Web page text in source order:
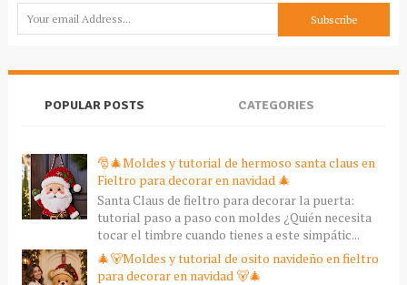
POPULAR POSTS CATEGORIES
🎅🎄Moldes y tutorial de hermoso santa claus en
Fieltro para decorar en navidad 🎄
Santa Claus de fieltro para decorar la puerta:
tutorial paso a paso con moldes ¿Quién necesita
tocar el timbre cuando tienes a este simpátic...
🎄🐻Moldes y tutorial de osito navideño en fieltro
para decorar en navidad 🐻🎄